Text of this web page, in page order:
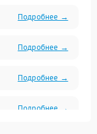
и другие
Подробнее →
Подробнее →
Подробнее →
Подробнее →